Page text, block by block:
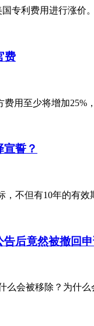
专利费用进行涨
费
用至少将增加
誓？
，不但有10年的有
后竟然被撤回申
么会被移除？为什么